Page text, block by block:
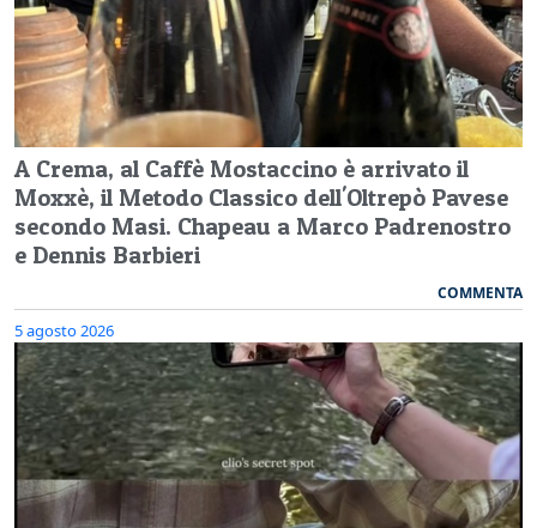
A Crema, al Caffè Mostaccino è arrivato il
Moxxè, il Metodo Classico dell'Oltrepò Pavese
secondo Masi. Chapeau a Marco Padrenostro
e Dennis Barbieri
COMMENTA
5 agosto 2026